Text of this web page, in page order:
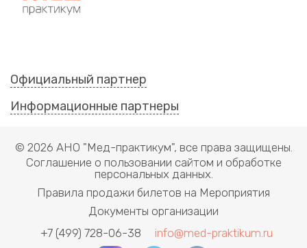
Официальный партнер
Информационные партнеры
© 2026 АНО "Мед-практикум", все права защищены.
Соглашение о пользовании сайтом и обработке
персональных данных.
Правила продажи билетов на Мероприятия
Документы организации
+7 (499) 728-06-38
info@med-praktikum.ru